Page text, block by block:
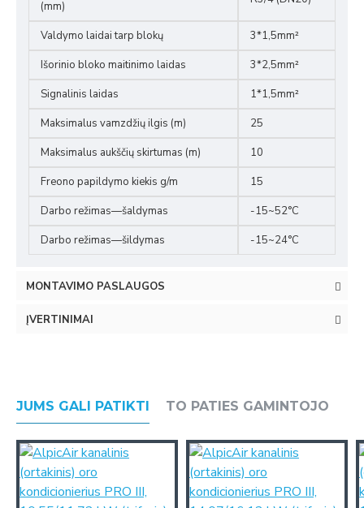
(mm)
Valdymo laidai tarp blokų
3*1,5mm²
Išorinio bloko maitinimo laidas
3*2,5mm²
Signalinis laidas
1*1,5mm²
Maksimalus vamzdžių ilgis (m)
25
Maksimalus aukščių skirtumas (m)
10
Freono papildymo kiekis g/m
15
Darbo režimas—šaldymas
-15~52°C
Darbo režimas—šildymas
-15~24°C
MONTAVIMO PASLAUGOS
ĮVERTINIMAI
JUMS GALI PATIKTI TO PATIES GAMINTOJO